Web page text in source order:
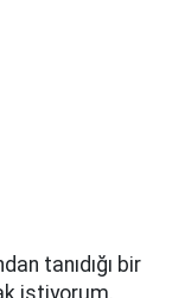
tanıdığı bir
istiyorum.